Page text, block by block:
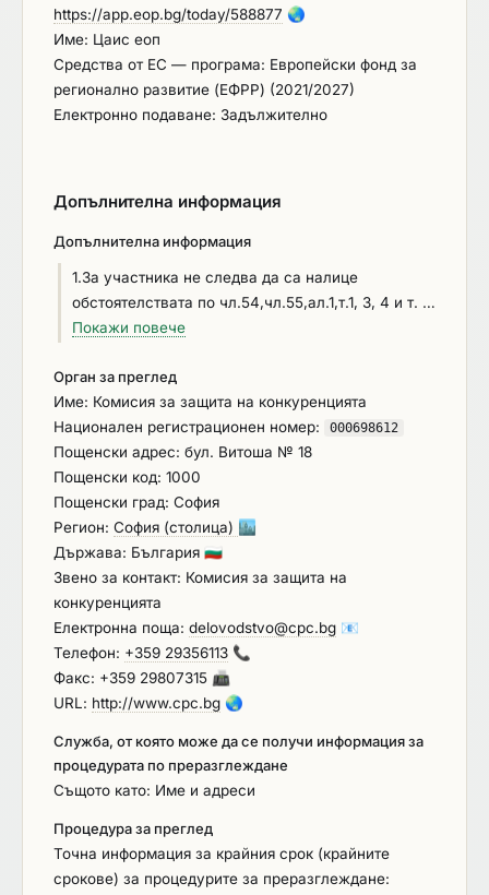
https://app.eop.bg/today/588877 🌏
Име: Цаис еоп
Средства от ЕС — програма: Европейски фонд за
регионално развитие (ЕФРР) (2021/2027)
Електронно подаване: Задължително
Допълнителна информация
Допълнителна информация
1.За участника не следва да са налице
обстоятелствата по чл.54,чл.55,ал.1,т.1, 3, 4 и т. 5,
чл.107 от ЗОП, чл.3,т.8 от
приложими изключенията по чл.4 от същия
закон, чл.87 от Закона за противодействие на
корупцията, както и обстоятелствата по чл. 5к от
Регламент (EС) № 2022/576 на Съвета от 8
април 2022 г. за изменение на Регламент (ЕС) №
833/2014 г. относно ограничителните мерки с
оглед на действията на Русия, дестабилизиращи
положението в Украйна. 2. При изготвяне на
офертата си, участниците попълват приложените
към документацията образци. 3. .Посочената
прогнозна стойност е максимално предвиденият
финансов ресурс за изпълнение на поръчката.
4. Гаранцията за изпълнение е в размер 1 % от
стойността на договора без ДДС, със срок на
договора, увеличен с 30 дни. 5. Начинът и редът
на разплащане са посочени в проекта на
договор и в документацията за поръчка. 6. Във
връзка с чл. 72, ал. 1, т. 2 от ЗОП, Възложителят
определя база за сравнение както следва: - По
Обособена позиция № 1 - прогнозната стойност
Покажи повече
Орган за преглед
Име: Комисия за защита на конкуренцията
Национален регистрационен номер:
000698612
Пощенски адрес: бул. Витоша № 18
Пощенски код: 1000
Пощенски град: София
Регион: София (столица) 🏙️
Държава: България 🇧🇬
Звено за контакт: Комисия за защита на
конкуренцията
Електронна поща: delovodstvo@cpc.bg 📧
Телефон: +359 29356113 📞
Факс: +359 29807315 📠
URL: http://www.cpc.bg 🌏
Служба, от която може да се получи информация за
процедурата по преразглеждане
Същото като: Име и адреси
Процедура за преглед
Точна информация за крайния срок (крайните
срокове) за процедурите за преразглеждане: